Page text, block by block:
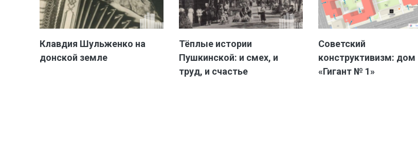
Клавдия Шульженко на
донской земле
Тёплые истории
Пушкинской: и смех, и
труд, и счастье
Советский
конструктивизм: дом
«Гигант № 1»